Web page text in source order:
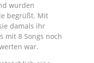
wurden
begrüßt. Mit
damals ihr
mit 8 Songs noch
war.